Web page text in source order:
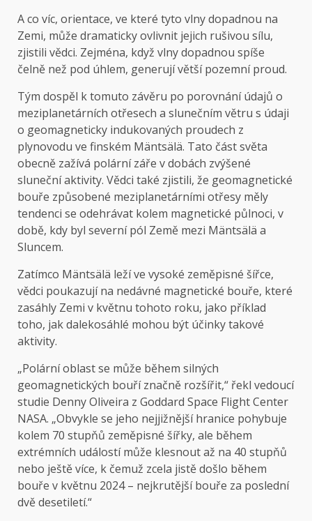
A co víc, orientace, ve které tyto vlny dopadnou na
Zemi, může dramaticky ovlivnit jejich rušivou sílu,
zjistili vědci. Zejména, když vlny dopadnou spíše
čelně než pod úhlem, generují větší pozemní proud.
Tým dospěl k tomuto závěru po porovnání údajů o
meziplanetárních otřesech a slunečním větru s údaji
o geomagneticky indukovaných proudech z
plynovodu ve finském Mäntsälä. Tato část světa
obecně zažívá polární záře v dobách zvýšené
sluneční aktivity. Vědci také zjistili, že geomagnetické
bouře způsobené meziplanetárními otřesy měly
tendenci se odehrávat kolem magnetické půlnoci, v
době, kdy byl severní pól Země mezi Mäntsälä a
Sluncem.
Zatímco Mäntsälä leží ve vysoké zeměpisné šířce,
vědci poukazují na nedávné magnetické bouře, které
zasáhly Zemi v květnu tohoto roku, jako příklad
toho, jak dalekosáhlé mohou být účinky takové
aktivity.
„Polární oblast se může během silných
geomagnetických bouří značně rozšířit,“ řekl vedoucí
studie Denny Oliveira z Goddard Space Flight Center
NASA. „Obvykle se jeho nejjižnější hranice pohybuje
kolem 70 stupňů zeměpisné šířky, ale během
extrémních událostí může klesnout až na 40 stupňů
nebo ještě více, k čemuž zcela jistě došlo během
bouře v květnu 2024 – nejkrutější bouře za poslední
dvě desetiletí.“